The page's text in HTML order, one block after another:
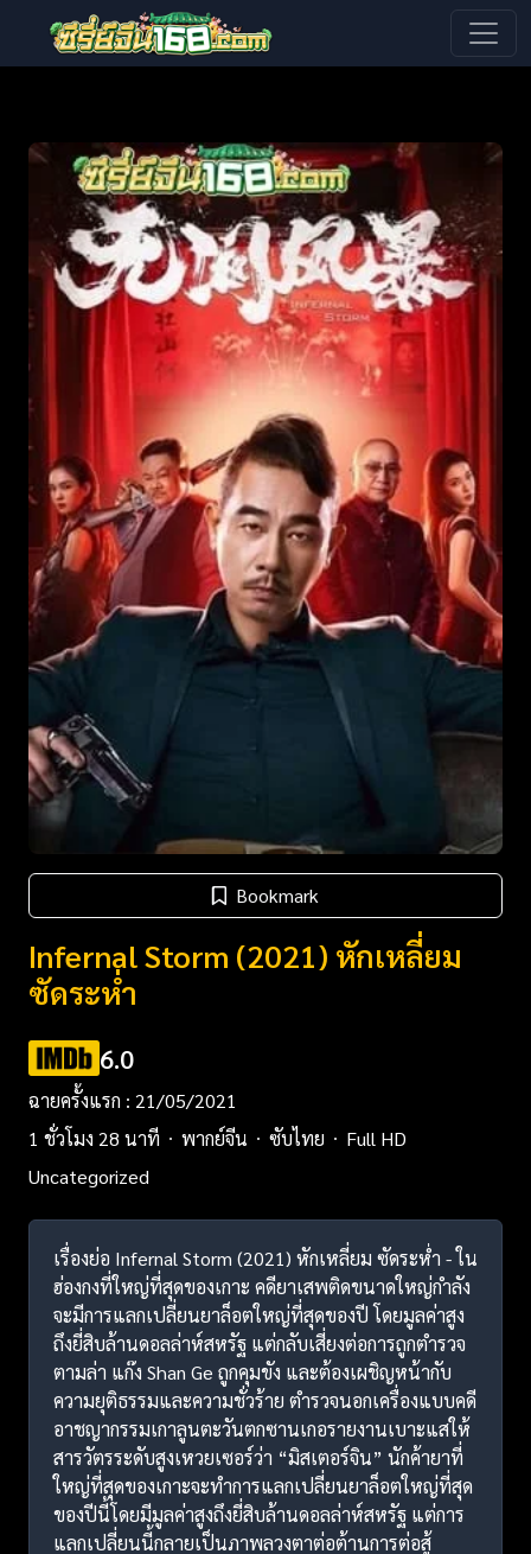
Bookmark
Infernal Storm (2021) หักเหลี่ยม
ซัดระห่ำ
6.0
ฉายครั้งแรก : 21/05/2021
1 ชั่วโมง 28 นาที
พากย์จีน ซับไทย
Full HD
Uncategorized
เรื่องย่อ Infernal Storm (2021) หักเหลี่ยม ซัดระห่ำ - ใน
ฮ่องกงที่ใหญ่ที่สุดของเกาะ คดียาเสพติดขนาดใหญ่กำลัง
จะมีการแลกเปลี่ยนยาล็อตใหญ่ที่สุดของปี โดยมูลค่าสูง
ถึงยี่สิบล้านดอลล่าห์สหรัฐ แต่กลับเสี่ยงต่อการถูกตำรวจ
ตามล่า แก๊ง Shan Ge ถูกคุมขัง และต้องเผชิญหน้ากับ
ความยุติธรรมและความชั่วร้าย ตำรวจนอกเครื่องแบบคดี
อาชญากรรมเกาลูนตะวันตกซานเกอรายงานเบาะแสให้
สารวัตรระดับสูงเหวยเซอร์ว่า “มิสเตอร์จิน” นักค้ายาที่
ใหญ่ที่สุดของเกาะจะทำการแลกเปลี่ยนยาล็อตใหญ่ที่สุด
ของปีนี้โดยมีมูลค่าสูงถึงยี่สิบล้านดอลล่าห์สหรัฐ แต่การ
แลกเปลี่ยนนี้กลายเป็นภาพลวงตาต่อต้านการต่อสู้